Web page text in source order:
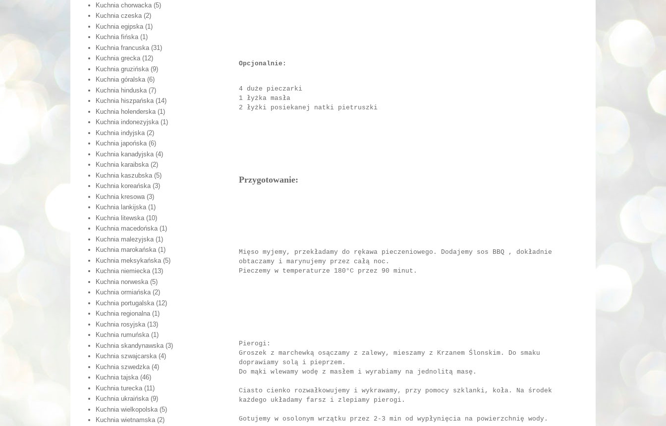
Opcjonalnie:
4 duże pieczarki
1 łyżka masła
2 łyżki posiekanej natki pietruszki
Przygotowanie:
Mięso myjemy, przekładamy do rękawa pieczeniowego. Dodajemy sos BBQ , dokładnie
obtaczamy i marynujemy przez całą noc.
Pieczemy w temperaturze 180°C przez 90 minut.
Pierogi:
Groszek z marchewką osączamy z zalewy, mieszamy z Krzanem Ślonskim. Do smaku
doprawiamy solą i pieprzem.
Do mąki wlewamy wodę z masłem i wyrabiamy na jednolitą masę.
Ciasto cienko rozwałkowujemy i wykrawamy, przy pomocy szklanki, koła. Na środek
każdego układamy farsz i zlepiamy pierogi.
Gotujemy w osolonym wrzątku przez 2-3 min od wypłynięcia na powierzchnię wody.
Kuchnia chorwacka (5)
Kuchnia czeska (2)
Kuchnia egipska (1)
Kuchnia fińska (1)
Kuchnia francuska (31)
Kuchnia grecka (12)
Kuchnia gruzińska (9)
Kuchnia góralska (6)
Kuchnia hinduska (7)
Kuchnia hiszpańska (14)
Kuchnia holenderska (1)
Kuchnia indonezyjska (1)
Kuchnia indyjska (2)
Kuchnia japońska (6)
Kuchnia kanadyjska (4)
Kuchnia karaibska (2)
Kuchnia kaszubska (5)
Kuchnia koreańska (3)
Kuchnia kresowa (3)
Kuchnia lankijska (1)
Kuchnia litewska (10)
Kuchnia macedońska (1)
Kuchnia malezyjska (1)
Kuchnia marokańska (1)
Kuchnia meksykańska (5)
Kuchnia niemiecka (13)
Kuchnia norweska (5)
Kuchnia ormiańska (2)
Kuchnia portugalska (12)
Kuchnia regionalna (1)
Kuchnia rosyjska (13)
Kuchnia rumuńska (1)
Kuchnia skandynawska (3)
Kuchnia szwajcarska (4)
Kuchnia szwedzka (4)
Kuchnia tajska (46)
Kuchnia turecka (11)
Kuchnia ukraińska (9)
Kuchnia wielkopolska (5)
Kuchnia wietnamska (2)